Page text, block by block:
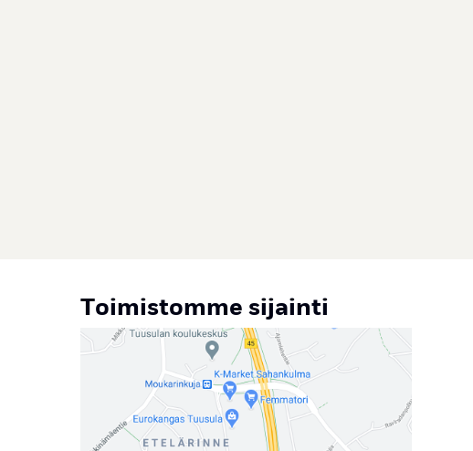
Toimistomme sijainti